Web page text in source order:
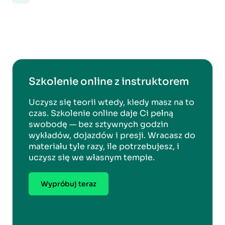
Szkolenie online z instruktorem
Uczysz się teorii wtedy, kiedy masz na to
czas. Szkolenie online daje Ci pełną
swobodę — bez sztywnych godzin
wykładów, dojazdów i presji. Wracasz do
materiału tyle razy, ile potrzebujesz, i
uczysz się we własnym tempie.
Wypróbuj teraz